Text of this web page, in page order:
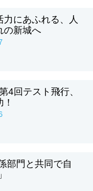
力にあふれる、人
の新城へ
4回テスト飛行、
部門と共同で自